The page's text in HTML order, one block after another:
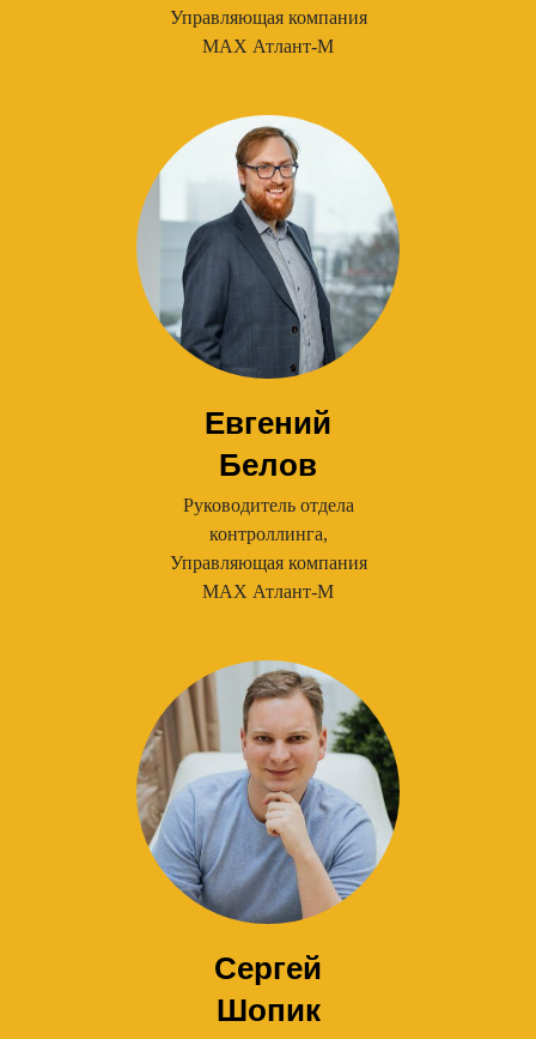
Управляющая компания
МАХ Атлант-М
Евгений
Белов
Руководитель отдела
контроллинга,
Управляющая компания
МАХ Атлант-М
Сергей
Шопик